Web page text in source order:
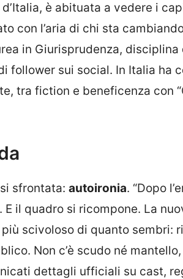
è abituata a vedere i
con l’aria di chi sta
in Giurisprudenza, disciplina
follower sui social. In Italia ha
tra fiction e beneficenza con
sfrontata: autoironia. “Dopo
E il quadro si ricompone. La
più scivoloso di quanto sembri:
Non c’è scudo né
dettagli ufficiali su cast,